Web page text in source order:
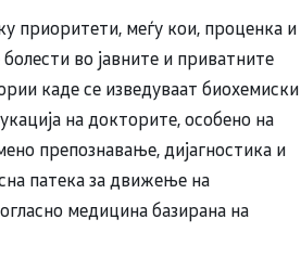
приоритети, меѓу кои, проценка и
во јавните и приватните
каде се изведуваат биохемиски
на докторите, особено на
препознавање, дијагностика и
патека за движење на
медицина базирана на